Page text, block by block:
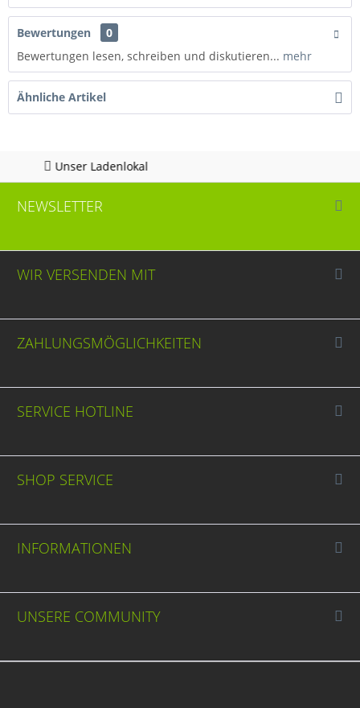
Bewertungen
0
Bewertungen lesen, schreiben und diskutieren... mehr
Ähnliche Artikel
NEWSLETTER
WIR VERSENDEN MIT
ZAHLUNGSMÖGLICHKEITEN
SERVICE HOTLINE
SHOP SERVICE
INFORMATIONEN
UNSERE COMMUNITY